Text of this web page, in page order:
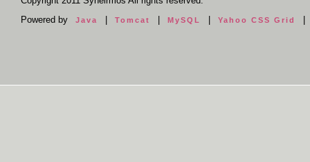
Powered by
Java Tomcat MySQL Yahoo CSS Grid